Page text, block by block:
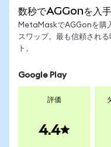
数秒でAGGonを入手
MetaMaskでAGGonを購
スワップ。最も信頼され
ト。
Google Play
評価
4.4